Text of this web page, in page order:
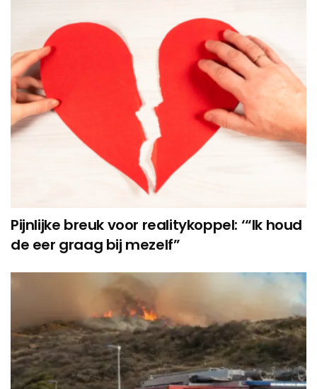
Pijnlijke breuk voor realitykoppel: ‘“Ik houd
de eer graag bij mezelf”